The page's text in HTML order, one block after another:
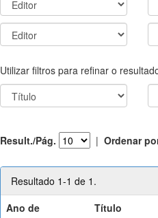
Utilizar filtros para refinar o
Result./Pág. | Ordenar
Resultado 1-1 de 1.
Ano de
Título